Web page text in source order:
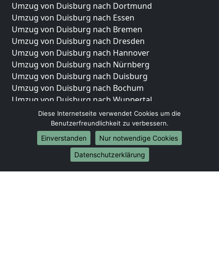
Umzug von Duisburg nach Dortmund
Umzug von Duisburg nach Essen
Umzug von Duisburg nach Bremen
Umzug von Duisburg nach Dresden
Umzug von Duisburg nach Hannover
Umzug von Duisburg nach Nürnberg
Umzug von Duisburg nach Duisburg
Umzug von Duisburg nach Bochum
Umzug von Duisburg nach Wuppertal
Umzug von Duisburg nach Bielefeld
Umzug von Duisburg nach Bonn
Umzug von Duisburg nach Münster
Internationale-Umzüge
Umzug von Duisburg nach Brasilien
Diese Internetseite verwendet Cookies um die
Benutzerfreundlichkeit zu verbessern.
Einverstanden
Nur notwendige Cookies
Datenschutzerklärung